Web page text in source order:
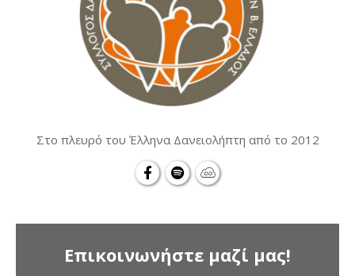
Στο πλευρό του Έλληνα Δανειολήπτη από το 2012
Επικοινωνήστε μαζί μας!